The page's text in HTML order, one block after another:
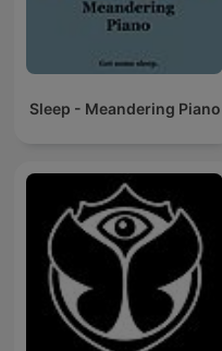
Sleep - Meandering Piano